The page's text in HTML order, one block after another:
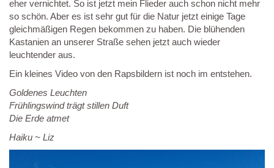
eher vernichtet. So ist jetzt mein Flieder auch schon nicht mehr
so schön. Aber es ist sehr gut für die Natur jetzt einige Tage
gleichmäßigen Regen bekommen zu haben. Die blühenden
Kastanien an unserer Straße sehen jetzt auch wieder
leuchtender aus.
Ein kleines Video von den Rapsbildern ist noch im entstehen.
Goldenes Leuchten
Frühlingswind trägt stillen Duft
Die Erde atmet
Haiku ~ Liz